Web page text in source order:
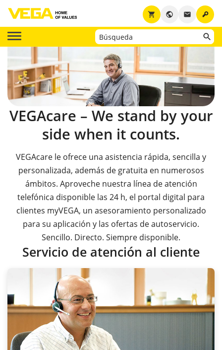
key
email
public
shopping_cart
VEGAcare – We stand by your
side when it counts.
VEGAcare le ofrece una asistencia rápida, sencilla y
personalizada, además de gratuita en numerosos
ámbitos. Aproveche nuestra línea de atención
telefónica disponible las 24 h, el portal digital para
clientes myVEGA, un asesoramiento personalizado
para su aplicación y las ofertas de autoservicio.
Sencillo. Directo. Siempre disponible.
Servicio de atención al cliente